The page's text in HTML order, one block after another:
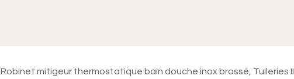
Robinet mitigeur thermostatique bain douche inox brossé, Tuileries II